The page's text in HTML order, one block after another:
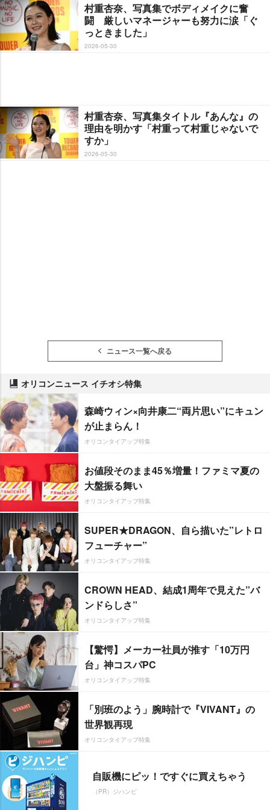
村重杏奈、写真集でボディメイクに奮
闘 厳しいマネージャーも努力に涙「ぐ
っときました」
2026-05-30
村重杏奈、写真集タイトル『あんな』の
理由を明かす「村重って村重じゃないで
すか」
2026-05-30
ニュース一覧へ戻る
オリコンニュース イチオシ特集
森崎ウィン×向井康二“両片思い”にキュン
が止まらん！
オリコンタイアップ特集
お値段そのまま45％増量！ファミマ夏の
大盤振る舞い
オリコンタイアップ特集
SUPER★DRAGON、自ら描いた”レトロ
フューチャー”
オリコンタイアップ特集
CROWN HEAD、結成1周年で見えた”バ
ンドらしさ”
オリコンタイアップ特集
【驚愕】メーカー社員が推す「10万円
台」神コスパPC
オリコンタイアップ特集
「別班のよう」腕時計で『VIVANT』の
世界観再現
オリコンタイアップ特集
自販機にピッ！ですぐに買えちゃう
（PR）ジハンピ